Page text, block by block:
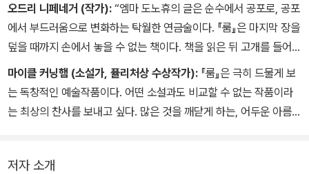
우리는 연습하고 또 연습했다. 죽은 척하기, 트럭, 빠져나오기, 뛰어내
리기, 달리기, 사람, 쪽지, 경찰, 토치. 아홉 가지였다. 머릿속에 한꺼
번에 다 넣을 수 있을지 알 수 없었다. 엄마는 당연히 할 수 있지, 넌
엄마의 영웅이니까, 다섯 살이니까, 라고 했 다. 아직 네 살이라면 얼
마나 좋을까.
“네. 하지만 제게, 잭은 모든 것이었어요. 난 다시 살게 됐답니다. 중
요한 것이 생긴 거죠. 그래서 그 뒤에는 얌전하게 굴었어요.”
“얌전하게? 아, 그러니까.”
“잭을 안전하게 지키려는 생각뿐이었어요.”
오드리 니페네거 (작가): “엠마 도노휴의 글은 순수에서 공포로, 공포
에서 부드러움으로 변화하는 탁월한 연금술이다. 『룸』은 마지막 장을
덮을 때까지 손에서 놓을 수 없는 책이다. 책을 읽은 뒤 고개를 들어보
면 세상은 똑같지만 독자는 어딘가 변하며, 이런 기분은 며칠 동안 떠
나지 않는다.
마이클 커닝햄 (소설가, 퓰리처상 수상작가): 『룸』은 극히 드물게 보
는 독창적인 예술작품이다. 어떤 소설과도 비교할 수 없는 작품이라
는 최상의 찬사를 보내고 싶다. 많은 것을 깨닫게 하는, 어두운 아름다
저자 소개